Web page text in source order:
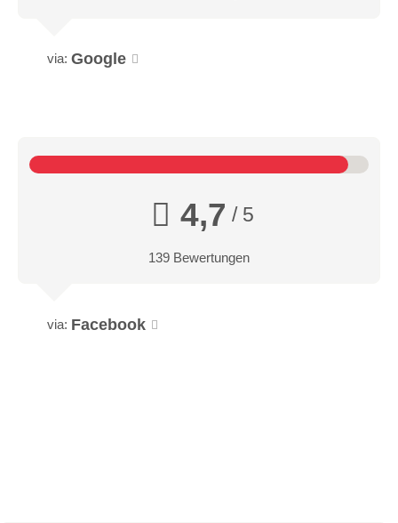
via: Google
4,7 / 5
139 Bewertungen
via: Facebook